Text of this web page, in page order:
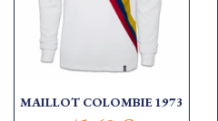
MAILLOT COLOMBIE 1973